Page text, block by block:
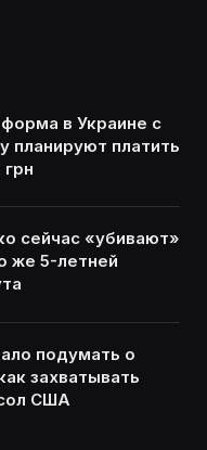
в Украине с
планируют платить
сейчас «убивают»
же 5-летней
подумать о
захватывать
США